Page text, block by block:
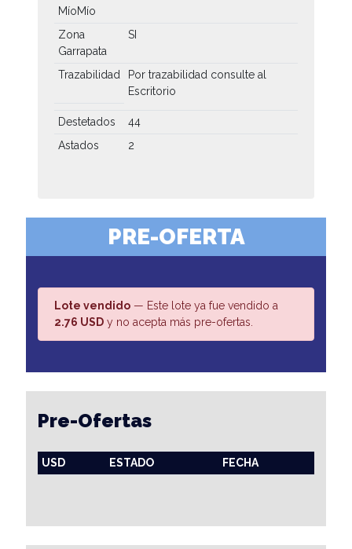
MíoMío
Zona
Garrapata
SI
Trazabilidad
Por trazabilidad consulte al
Escritorio
Destetados
44
Astados
2
PRE-OFERTA
Lote vendido — Este lote ya fue vendido a
2.76 USD y no acepta más pre-ofertas.
Pre-Ofertas
USD ESTADO FECHA